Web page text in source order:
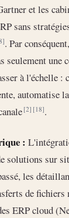
et les
sans
. Par
seulement une
à l'échelle :
automatise
[2] [18].
:
solutions sur
les
de fichiers
ERP cloud